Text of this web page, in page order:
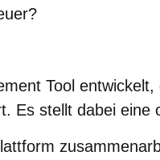
Tool
Es stellt dabei eine